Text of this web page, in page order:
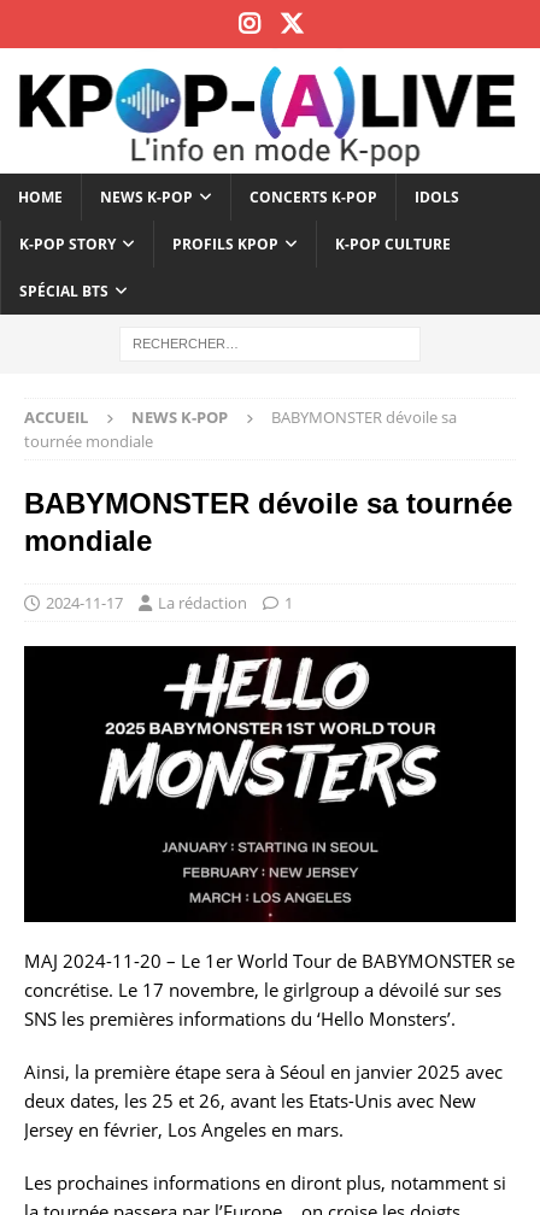
HOME NEWS K-POP CONCERTS K-POP IDOLS
K-POP STORY PROFILS KPOP K-POP CULTURE
SPÉCIAL BTS
ACCUEIL NEWS K-POP
BABYMONSTER dévoile sa
tournée mondiale
BABYMONSTER dévoile sa tournée
mondiale
2024-11-17 La rédaction 1
MAJ 2024-11-20 – Le 1er World Tour de BABYMONSTER se
concrétise. Le 17 novembre, le girlgroup a dévoilé sur ses
SNS les premières informations du ‘Hello Monsters’.
Ainsi, la première étape sera à Séoul en janvier 2025 avec
deux dates, les 25 et 26, avant les Etats-Unis avec New
Jersey en février, Los Angeles en mars.
Les prochaines informations en diront plus, notamment si